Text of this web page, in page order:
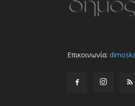
Επικοινωνία: